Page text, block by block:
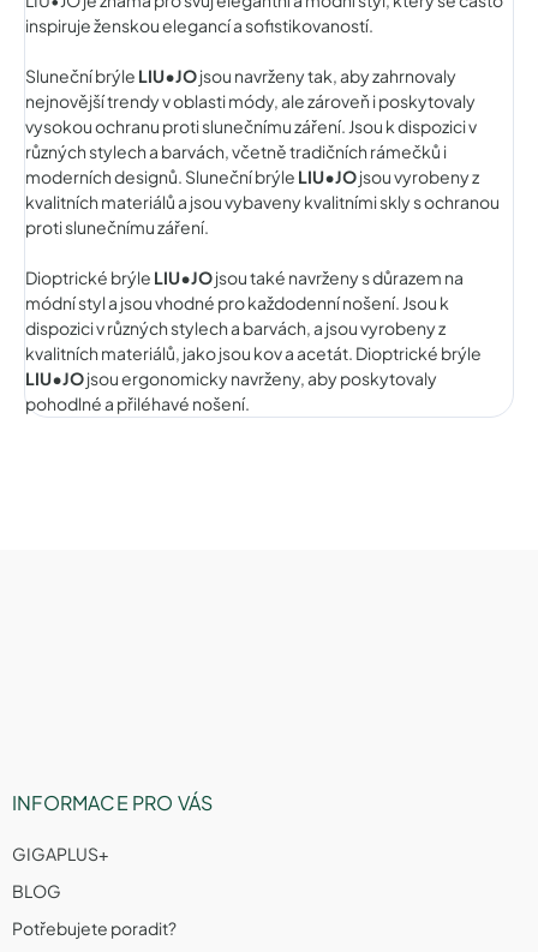
inspiruje ženskou elegancí a sofistikovaností.
Sluneční brýle LIU•JOjsou navrženy tak, aby zahrnovaly
nejnovější trendy v oblasti módy, ale zároveň i poskytovaly
vysokou ochranu proti slunečnímu záření. Jsou k dispozici v
různých stylech a barvách, včetně tradičních rámečků i
moderních designů. Sluneční brýle LIU•JOjsou vyrobeny z
kvalitních materiálů a jsou vybaveny kvalitními skly s ochranou
proti slunečnímu záření.
Dioptrické brýle LIU•JOjsou také navrženy s důrazem na
módní styl a jsou vhodné pro každodenní nošení. Jsou k
dispozici v různých stylech a barvách, a jsou vyrobeny z
kvalitních materiálů, jako jsou kov a acetát. Dioptrické brýle
LIU•JOjsou ergonomicky navrženy, aby poskytovaly
pohodlné a přiléhavé nošení.
INFORMACE PRO VÁS
GIGAPLUS+
BLOG
Potřebujete poradit?